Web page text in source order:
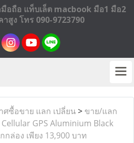
อถือ แท็บเล็ต macbook มือ1 มือ2
สูง โทร 090-9723790
ศซื้อขาย แลก เปลี่ยน> ขาย/แลก
GPS Aluminium Black
ล่อง เพียง 13,900 บาท